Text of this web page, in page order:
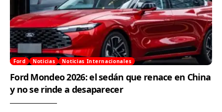
Ford Noticias Noticias Internacionales
Ford Mondeo 2026: el sedán que renace en China
y no se rinde a desaparecer